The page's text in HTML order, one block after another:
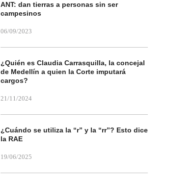
ANT: dan tierras a personas sin ser
campesinos
06/09/2023
¿Quién es Claudia Carrasquilla, la concejal
de Medellín a quien la Corte imputará
cargos?
21/11/2024
¿Cuándo se utiliza la “r” y la “rr”? Esto dice
la RAE
19/06/2025